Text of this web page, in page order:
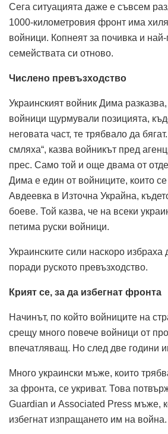
Сега ситуацията даже е съвсем
1000-километровия фронт има
войници. Копнеят за почивка и
семействата си отново.
Числено превъзходство
Украинският войник Дима разказва,
войници щурмували позицията,
неговата част, те трябвало да
смляха“, казва войникът пред
прес. Само той и още двама от
Дима е един от войниците, които
Авдеевка в Източна Украйна,
боеве. Той казва, че на всеки
петима руски войници.
Украинските сили наскоро избраха
поради руското превъзходство.
Крият се, за да избегнат фронта
Начинът, по който войниците на
срещу много повече войници от
впечатляващ. Но след две години
Много украински мъже, които
за фронта, се укриват. Това
Guardian и Associated Press мъже,
избегнат изпращането им на война.